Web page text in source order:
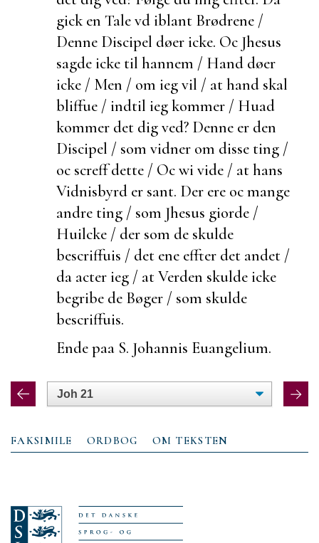
gick en Tale vd iblant Brødrene /
Denne Discipel døer icke. Oc Jhesus
sagde icke til hannem / Hand døer
icke / Men / om ieg vil / at hand skal
bliffue / indtil ieg kommer / Huad
kommer det dig ved? Denne er den
Discipel / som vidner om disse ting /
oc screff dette / Oc wi vide / at hans
Vidnisbyrd er sant. Der ere oc mange
andre ting / som Jhesus giorde /
Huilcke / der som de skulde
bescriffuis / det ene effter det andet /
da acter ieg / at Verden skulde icke
begribe de Bøger / som skulde
bescriffuis.
Ende paa S. Johannis Euangelium.
FAKSIMILE ORDBOG OM TEKSTEN